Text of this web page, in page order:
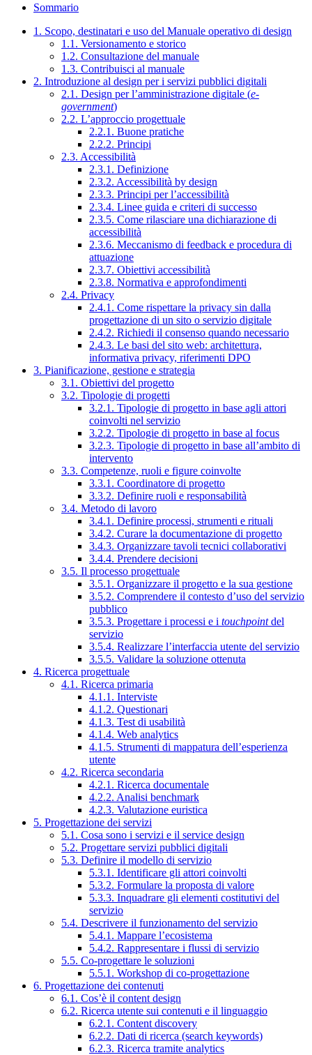
Sommario
1. Scopo, destinatari e uso del Manuale operativo di design
1.1. Versionamento e storico
1.2. Consultazione del manuale
1.3. Contribuisci al manuale
2. Introduzione al design per i servizi pubblici digitali
2.1. Design per l’amministrazione digitale (e-
government)
2.2. L’approccio progettuale
2.2.1. Buone pratiche
2.2.2. Principi
2.3. Accessibilità
2.3.1. Definizione
2.3.2. Accessibilità by design
2.3.3. Principi per l’accessibilità
2.3.4. Linee guida e criteri di successo
2.3.5. Come rilasciare una dichiarazione di
accessibilità
2.3.6. Meccanismo di feedback e procedura di
attuazione
2.3.7. Obiettivi accessibilità
2.3.8. Normativa e approfondimenti
2.4. Privacy
2.4.1. Come rispettare la privacy sin dalla
progettazione di un sito o servizio digitale
2.4.2. Richiedi il consenso quando necessario
2.4.3. Le basi del sito web: architettura,
informativa privacy, riferimenti DPO
3. Pianificazione, gestione e strategia
3.1. Obiettivi del progetto
3.2. Tipologie di progetti
3.2.1. Tipologie di progetto in base agli attori
coinvolti nel servizio
3.2.2. Tipologie di progetto in base al focus
3.2.3. Tipologie di progetto in base all’ambito di
intervento
3.3. Competenze, ruoli e figure coinvolte
3.3.1. Coordinatore di progetto
3.3.2. Definire ruoli e responsabilità
3.4. Metodo di lavoro
3.4.1. Definire processi, strumenti e rituali
3.4.2. Curare la documentazione di progetto
3.4.3. Organizzare tavoli tecnici collaborativi
3.4.4. Prendere decisioni
3.5. Il processo progettuale
3.5.1. Organizzare il progetto e la sua gestione
3.5.2. Comprendere il contesto d’uso del servizio
pubblico
3.5.3. Progettare i processi e i touchpointdel
servizio
3.5.4. Realizzare l’interfaccia utente del servizio
3.5.5. Validare la soluzione ottenuta
4. Ricerca progettuale
4.1. Ricerca primaria
4.1.1. Interviste
4.1.2. Questionari
4.1.3. Test di usabilità
4.1.4. Web analytics
4.1.5. Strumenti di mappatura dell’esperienza
utente
4.2. Ricerca secondaria
4.2.1. Ricerca documentale
4.2.2. Analisi benchmark
4.2.3. Valutazione euristica
5. Progettazione dei servizi
5.1. Cosa sono i servizi e il service design
5.2. Progettare servizi pubblici digitali
5.3. Definire il modello di servizio
5.3.1. Identificare gli attori coinvolti
5.3.2. Formulare la proposta di valore
5.3.3. Inquadrare gli elementi costitutivi del
servizio
5.4. Descrivere il funzionamento del servizio
5.4.1. Mappare l’ecosistema
5.4.2. Rappresentare i flussi di servizio
5.5. Co-progettare le soluzioni
5.5.1. Workshop di co-progettazione
6. Progettazione dei contenuti
6.1. Cos’è il content design
6.2. Ricerca utente sui contenuti e il linguaggio
6.2.1. Content discovery
6.2.2. Dati di ricerca (search keywords)
6.2.3. Ricerca tramite analytics